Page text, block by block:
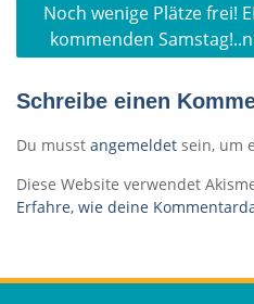
Noch wenige Plätze frei!
kommenden
Schreibe einen
Du musst angemeldet sein, um
Diese Website verwendet
Erfahre, wie deine